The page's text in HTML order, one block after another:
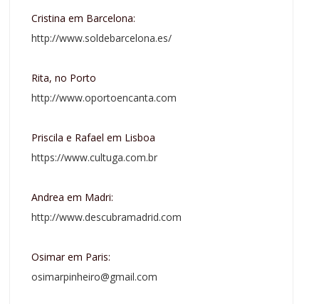
Cristina em Barcelona:
http://www.soldebarcelona.es/
Rita, no Porto
http://www.oportoencanta.com
Priscila e Rafael em Lisboa
https://www.cultuga.com.br
Andrea em Madri:
http://www.descubramadrid.com
Osimar em Paris:
osimarpinheiro@gmail.com